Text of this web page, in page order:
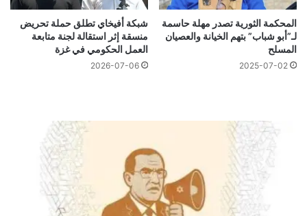
المحكمة الثورية تصدر مهلة حاسمة
لـ”أبو شباب” بتهم الخيانة والعصيان
المسلح
2025-07-02
شبكة أفيخاي تطلق حملة تحريض
منسقة إثر استقالة لجنة متابعة
العمل الحكومي في غزة
2026-07-06